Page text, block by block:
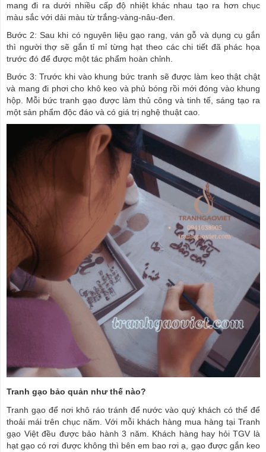
mang đi ra dưới nhiều cấp độ nhiệt khác nhau tạo ra hơn chục
màu sắc với dải màu từ trắng-vàng-nâu-đen.
Bước 2: Sau khi có nguyên liệu gạo rang, ván gỗ và dụng cụ gắn
thì người thợ sẽ gắn tỉ mỉ từng hạt theo các chi tiết đã phác họa
trước đó để được một tác phẩm hoàn chỉnh.
Bước 3: Trước khi vào khung bức tranh sẽ được làm keo thật chật
và mang đi phơi cho khô keo và phủ bóng rồi mới đóng vào khung
hộp. Mỗi bức tranh gạo được làm thủ công và tinh tế, sáng tạo ra
một sản phẩm độc đáo và có giá trị nghệ thuật cao.
Tranh gạo bảo quản như thế nào?
Tranh gạo để nơi khô ráo tránh để nước vào quý khách có thể để
thoải mái trên chục năm. Với mỗi khách hàng mua hàng tại Tranh
gạo Việt đều được bảo hành 3 năm. Khách hàng hay hỏi TGV là
hạt gạo có rơi được không thì bên em bao rơi ạ, gạo được gắn keo